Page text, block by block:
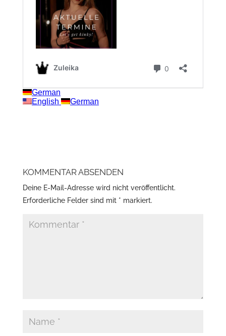
KOMMENTAR ABSENDEN
Deine E-Mail-Adresse wird nicht veröffentlicht.
Erforderliche Felder sind mit * markiert.